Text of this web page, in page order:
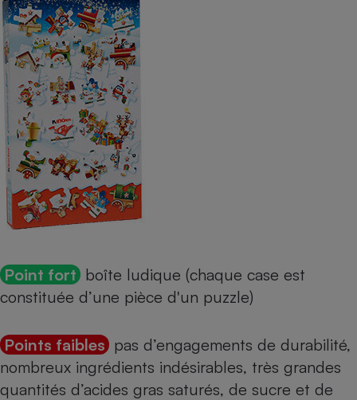
Point fort boîte ludique (chaque case est
constituée d’une pièce d'un puzzle)
Points faibles pas d’engagements de durabilité,
nombreux ingrédients indésirables, très grandes
quantités d’acides gras saturés, de sucre et de